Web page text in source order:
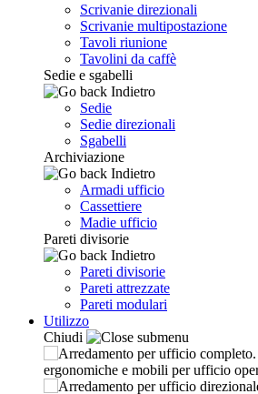
Scrivanie direzionali
Scrivanie multipostazione
Tavoli riunione
Tavolini da caffè
Sedie e sgabelli
Indietro
Sedie
Sedie direzionali
Sgabelli
Archiviazione
Indietro
Armadi ufficio
Cassettiere
Madie ufficio
Pareti divisorie
Indietro
Pareti divisorie
Pareti attrezzate
Pareti modulari
Utilizzo
Chiudi